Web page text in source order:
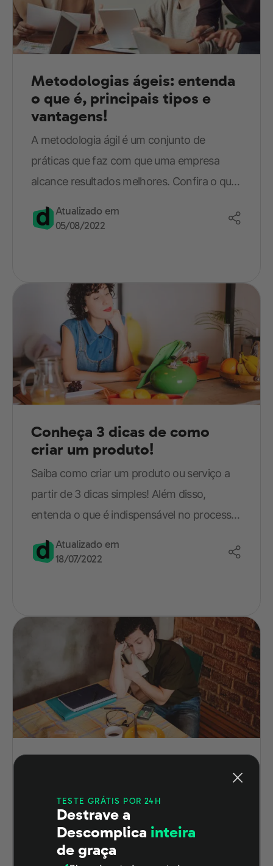
Metodologias ágeis: entenda
o que é, principais tipos e
vantagens!
A metodologia ágil é um conjunto de
práticas que faz com que uma empresa
alcance resultados melhores. Confira o que
Atualizado em
05/08/2022
Conheça 3 dicas de como
criar um produto!
Saiba como criar um produto ou serviço a
partir de 3 dicas simples! Além disso,
entenda o que é indispensável no processo
Atualizado em
18/07/2022
se aplica
Ele pode ser a agilidade que você está
procurando para o desenvolvimento dos
E-mail*
Telefone celular (com DDD)*
Data de nascimento
Grau de escolaridade*
meus dados para finalidade de
marketing, publicidade e divulgação
de serviços da Descomplica, suas
parceiras, contato e cumprimento de
obrigações legais e contratuais, nos
termospolítica de privacidade
Baixar e-book grátis
TESTE GRÁTIS POR 24H
Destrave a
Descomplica inteira
de graça